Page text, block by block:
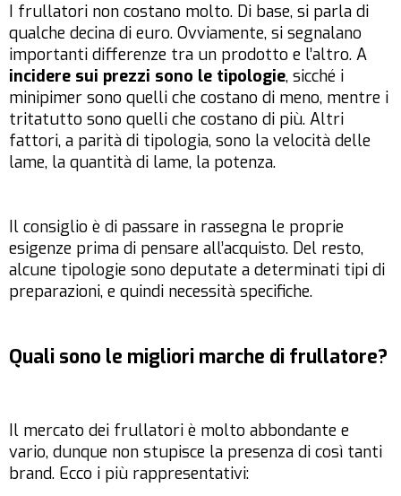
I frullatori non costano molto. Di base, si parla di
qualche decina di euro. Ovviamente, si segnalano
importanti differenze tra un prodotto e l’altro. A
incidere sui prezzi sono le tipologie, sicché i
minipimer sono quelli che costano di meno, mentre i
tritatutto sono quelli che costano di più. Altri
fattori, a parità di tipologia, sono la velocità delle
lame, la quantità di lame, la potenza.
Il consiglio è di passare in rassegna le proprie
esigenze prima di pensare all’acquisto. Del resto,
alcune tipologie sono deputate a determinati tipi di
preparazioni, e quindi necessità specifiche.
Quali sono le migliori marche di frullatore?
Il mercato dei frullatori è molto abbondante e
vario, dunque non stupisce la presenza di così tanti
brand. Ecco i più rappresentativi: